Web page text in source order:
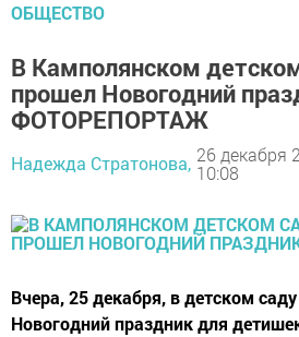
ОБЩЕСТВО
В Камполянском
прошел Новогодний
ФОТОРЕПОРТАЖ
Надежда Стратонова, 26 декабря
10:08
Вчера, 25 декабря, в детском
Новогодний праздник для